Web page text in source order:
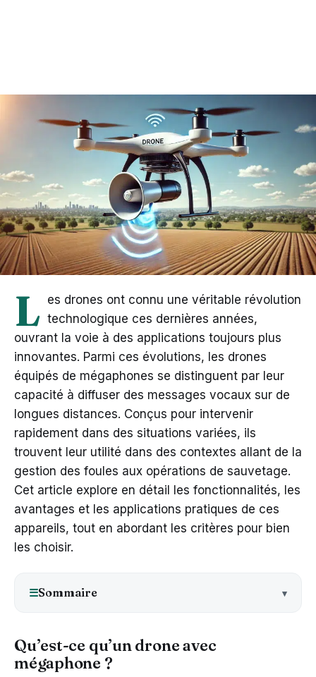
L es drones ont connu une véritable révolution
technologique ces dernières années,
ouvrant la voie à des applications toujours plus
innovantes. Parmi ces évolutions, les drones
équipés de mégaphones se distinguent par leur
capacité à diffuser des messages vocaux sur de
longues distances. Conçus pour intervenir
rapidement dans des situations variées, ils
trouvent leur utilité dans des contextes allant de la
gestion des foules aux opérations de sauvetage.
Cet article explore en détail les fonctionnalités, les
avantages et les applications pratiques de ces
appareils, tout en abordant les critères pour bien
les choisir.
☰Sommaire
Qu’est-ce qu’un drone avec
mégaphone ?